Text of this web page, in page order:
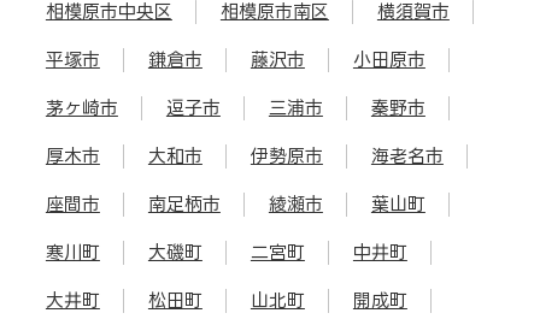
相模原市中央区 相模原市南区 横須賀市
平塚市 鎌倉市 藤沢市 小田原市
茅ヶ崎市 逗子市 三浦市 秦野市
厚木市 大和市 伊勢原市 海老名市
座間市 南足柄市 綾瀬市 葉山町
寒川町 大磯町 二宮町 中井町
大井町 松田町 山北町 開成町